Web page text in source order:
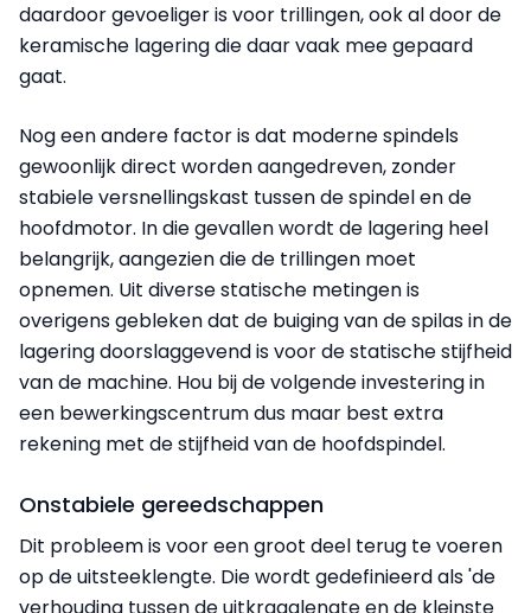
daardoor gevoeliger is voor trillingen, ook al door de
keramische lagering die daar vaak mee gepaard
gaat.
Nog een andere factor is dat moderne spindels
gewoonlijk direct worden aangedreven, zonder
stabiele versnellingskast tussen de spindel en de
hoofdmotor. In die gevallen wordt de lagering heel
belangrijk, aangezien die de trillingen moet
opnemen. Uit diverse statische metingen is
overigens gebleken dat de buiging van de spilas in de
lagering doorslaggevend is voor de statische stijfheid
van de machine. Hou bij de volgende investering in
een bewerkingscentrum dus maar best extra
rekening met de stijfheid van de hoofdspindel.
Onstabiele gereedschappen
Dit probleem is voor een groot deel terug te voeren
op de uitsteeklengte. Die wordt gedefinieerd als 'de